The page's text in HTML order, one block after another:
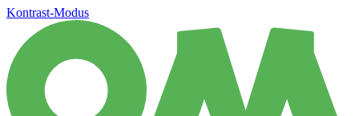
Kontrast-Modus